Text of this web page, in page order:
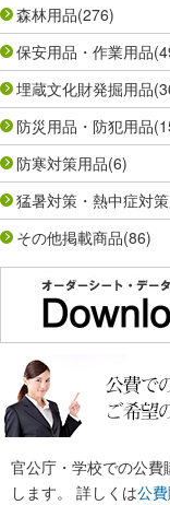
森林用品(276)
保安用品・作業用品
埋蔵文化財発掘用品
防災用品・防犯用品
防寒対策用品(6)
猛暑対策・熱中症対
その他掲載商品(86)
官公庁・学校での公費
します。 詳しくは公